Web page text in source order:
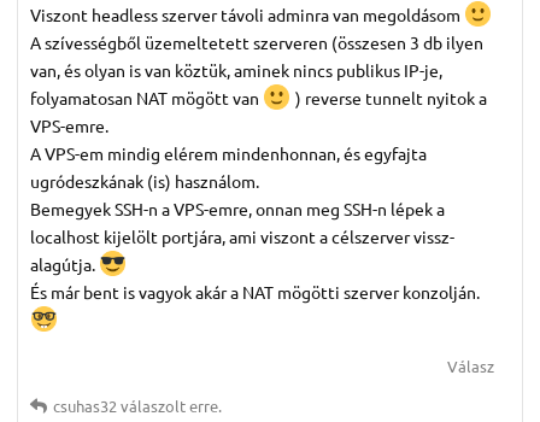
Viszont headless szerver távoli adminra van megoldásom
A szívességből üzemeltetett szerveren (összesen 3 db ilyen
van, és olyan is van köztük, aminek nincs publikus IP-je,
folyamatosan NAT mögött van
) reverse tunnelt nyitok a
VPS-emre.
A VPS-em mindig elérem mindenhonnan, és egyfajta
ugródeszkának (is) használom.
Bemegyek SSH-n a VPS-emre, onnan meg SSH-n lépek a
localhost kijelölt portjára, ami viszont a célszerver vissz-
alagútja.
És már bent is vagyok akár a NAT mögötti szerver konzolján.
Válasz
csuhas32 válaszolt erre.